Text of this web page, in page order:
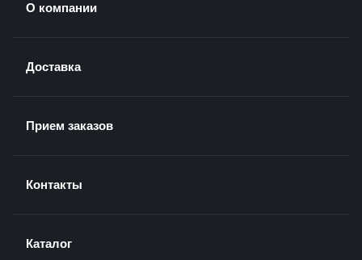
О компании
Доставка
Прием заказов
Контакты
Каталог